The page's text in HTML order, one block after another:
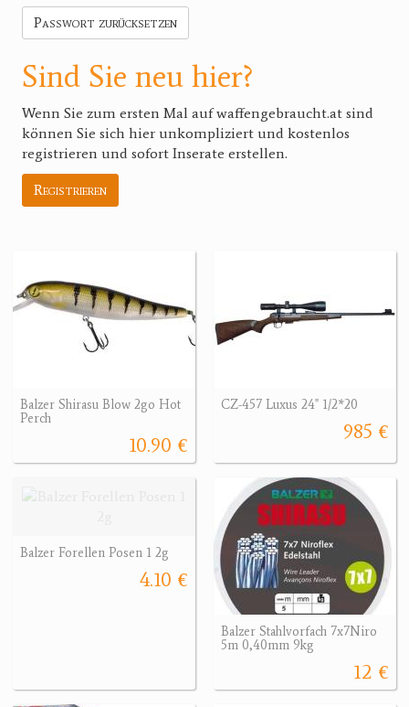
Passwort zurücksetzen
Sind Sie neu hier?
Wenn Sie zum ersten Mal auf waffengebraucht.at sind
können Sie sich hier unkompliziert und kostenlos
registrieren und sofort Inserate erstellen.
Registrieren
Balzer Shirasu Blow 2go Hot
Perch
10.90 €
CZ-457 Luxus 24" 1/2*20
985 €
Balzer Forellen Posen 1 2g
4.10 €
Balzer Stahlvorfach 7x7Niro
5m 0,40mm 9kg
12 €